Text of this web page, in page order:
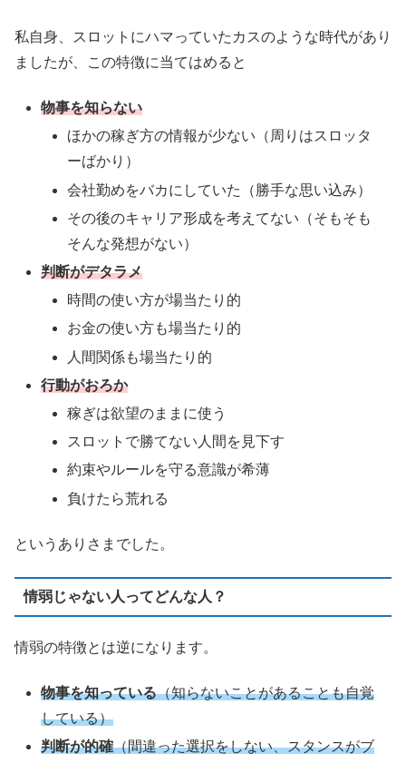
私自身、スロットにハマっていたカスのような時代があり
ましたが、この特徴に当てはめると
物事を知らない
ほかの稼ぎ方の情報が少ない（周りはスロッタ
ーばかり）
会社勤めをバカにしていた（勝手な思い込み）
その後のキャリア形成を考えてない（そもそも
そんな発想がない）
判断がデタラメ
時間の使い方が場当たり的
お金の使い方も場当たり的
人間関係も場当たり的
行動がおろか
稼ぎは欲望のままに使う
スロットで勝てない人間を見下す
約束やルールを守る意識が希薄
負けたら荒れる
というありさまでした。
情弱じゃない人ってどんな人？
情弱の特徴とは逆になります。
物事を知っている（知らないことがあることも自覚
している）
判断が的確（間違った選択をしない、スタンスがブ